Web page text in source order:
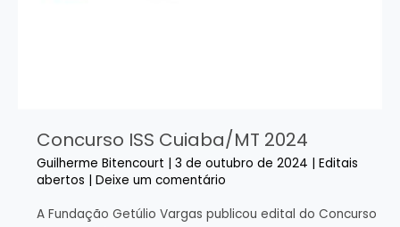
Concurso ISS Cuiaba/MT 2024
Guilherme Bitencourt | 3 de outubro de 2024 | Editais
abertos | Deixe um comentário
A Fundação Getúlio Vargas publicou edital do Concurso